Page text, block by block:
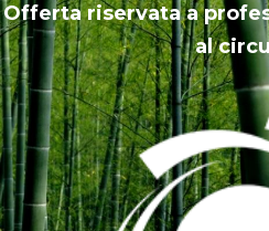
Offerta riservata a
al